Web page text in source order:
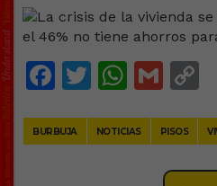
Facebook
Twitter
BURBUJA NOTICIAS PISOS